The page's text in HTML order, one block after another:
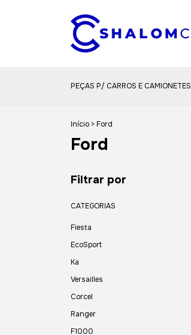
PEÇAS P/ CARROS E CAMIONETES
Início > Ford
Ford
Filtrar por
CATEGORIAS
Fiesta
EcoSport
Ka
Versailles
Corcel
Ranger
F1000